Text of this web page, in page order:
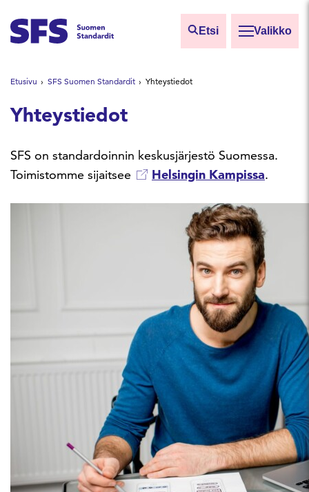
Etsi Valikko
Etsi sivuilta
Hae hakutermillä
Etusivu SFS Suomen Standardit Yhteystiedot
Yhteystiedot
SFS on standardoinnin keskusjärjestö Suomessa.
Toimistomme sijaitsee
Helsingin Kampissa.